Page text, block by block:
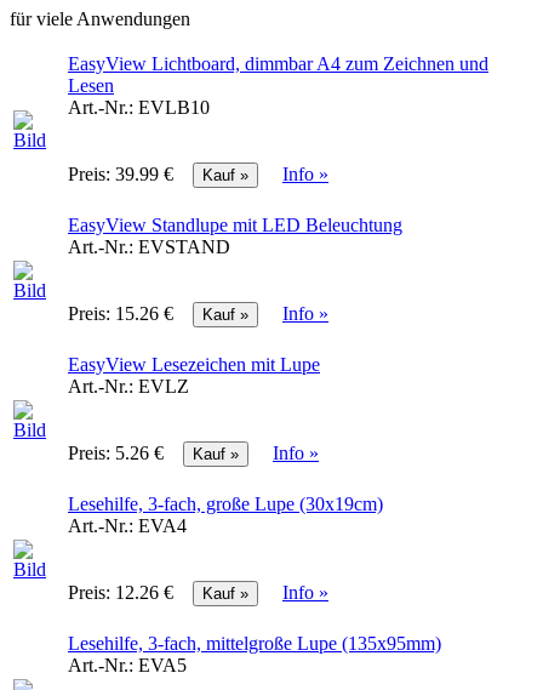
für viele Anwendungen
EasyView Lichtboard, dimmbar A4 zum Zeichnen und
Lesen
Art.-Nr.: EVLB10
Preis: 39.99 € Info »
EasyView Standlupe mit LED Beleuchtung
Art.-Nr.: EVSTAND
Preis: 15.26 € Info »
EasyView Lesezeichen mit Lupe
Art.-Nr.: EVLZ
Preis: 5.26 € Info »
Lesehilfe, 3-fach, große Lupe (30x19cm)
Art.-Nr.: EVA4
Preis: 12.26 € Info »
Lesehilfe, 3-fach, mittelgroße Lupe (135x95mm)
Art.-Nr.: EVA5